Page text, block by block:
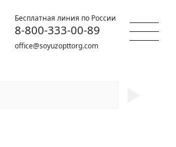
Бесплатная линия по России
8-800-333-00-89
office@soyuzopttorg.com